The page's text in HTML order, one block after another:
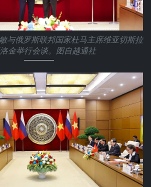
与俄罗斯联邦国家杜马主席维亚切斯拉
洛金举行会谈。图自越通社